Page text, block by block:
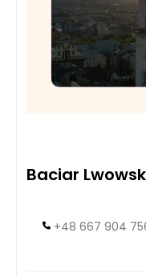
Baciar
+48 667 904